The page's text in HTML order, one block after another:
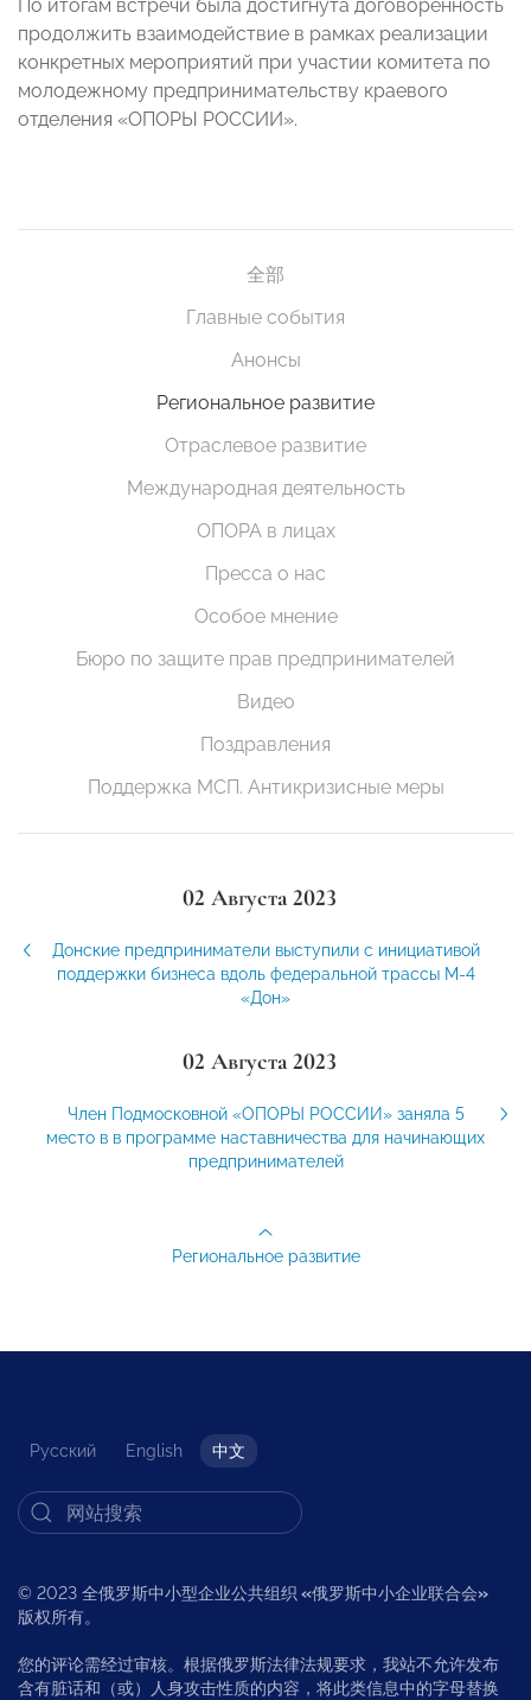
По итогам встречи была достигнута договоренность
продолжить взаимодействие в рамках реализации
конкретных мероприятий при участии комитета по
молодежному предпринимательству краевого
отделения «ОПОРЫ РОССИИ».
全部
Главные события
Анонсы
Региональное развитие
Отраслевое развитие
Международная деятельность
ОПОРА в лицах
Пресса о нас
Особое мнение
Бюро по защите прав предпринимателей
Видео
Поздравления
Поддержка МСП. Антикризисные меры
02 Августа 2023
Донские предприниматели выступили с инициативой
поддержки бизнеса вдоль федеральной трассы М-4
«Дон»
02 Августа 2023
Член Подмосковной «ОПОРЫ РОССИИ» заняла 5
место в в программе наставничества для начинающих
предпринимателей
Региональное развитие
Русский English 中文
© 2023 全俄罗斯中小型企业公共组织 «俄罗斯中小企业联合会»
版权所有。
您的评论需经过审核。根据俄罗斯法律法规要求，我站不允许发布
含有脏话和（或）人身攻击性质的内容，将此类信息中的字母替换